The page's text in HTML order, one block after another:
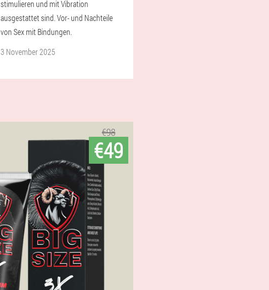
stimulieren und mit Vibration
ausgestattet sind. Vor- und Nachteile
von Sex mit Bindungen.
3 November 2025
€98
€49